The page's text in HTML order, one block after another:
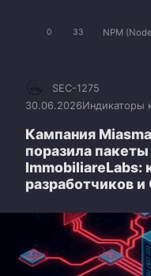
0 33 NPM
SEC-1275
30.06.2026Индикаторы
Кампания
поразила
ImmobiliareLabs:
разработчиков и